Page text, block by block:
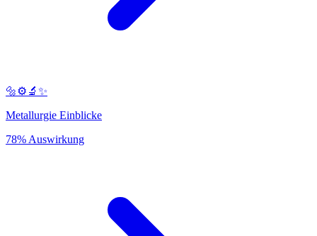
🔩⚙️🔬✨
Metallurgie Einblicke
78% Auswirkung